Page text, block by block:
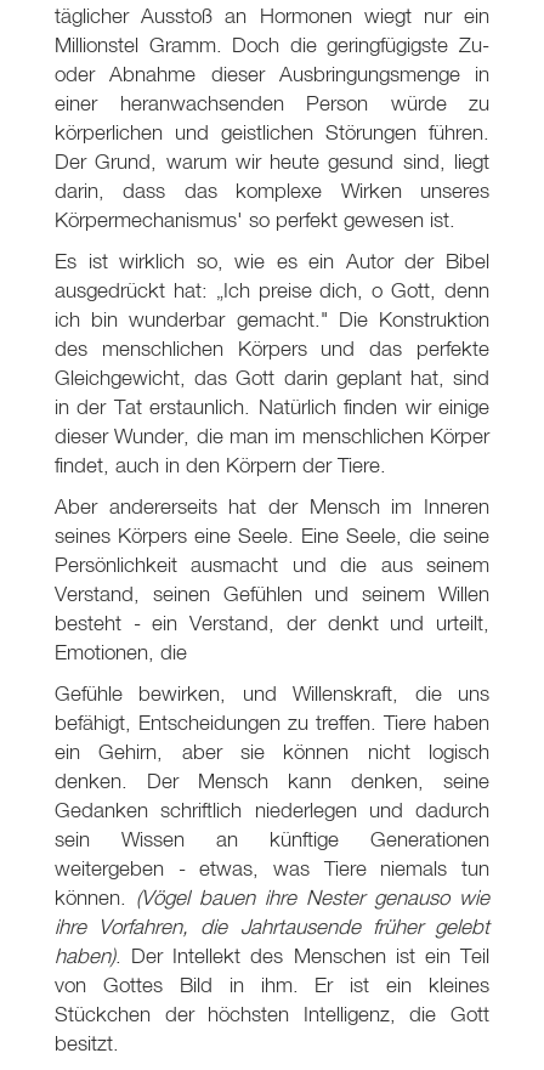
täglicher Ausstoß an Hormonen wiegt nur ein
Millionstel Gramm. Doch die geringfügigste Zu-
oder Abnahme dieser Ausbringungsmenge in
einer heranwachsenden Person würde zu
körperlichen und geistlichen Störungen führen.
Der Grund, warum wir heute gesund sind, liegt
darin, dass das komplexe Wirken unseres
Körpermechanismus' so perfekt gewesen ist.
Es ist wirklich so, wie es ein Autor der Bibel
ausgedrückt hat: „Ich preise dich, o Gott, denn
ich bin wunderbar gemacht." Die Konstruktion
des menschlichen Körpers und das perfekte
Gleichgewicht, das Gott darin geplant hat, sind
in der Tat erstaunlich. Natürlich finden wir einige
dieser Wunder, die man im menschlichen Körper
findet, auch in den Körpern der Tiere.
Aber andererseits hat der Mensch im Inneren
seines Körpers eine Seele. Eine Seele, die seine
Persönlichkeit ausmacht und die aus seinem
Verstand, seinen Gefühlen und seinem Willen
besteht - ein Verstand, der denkt und urteilt,
Emotionen, die
Gefühle bewirken, und Willenskraft, die uns
befähigt, Entscheidungen zu treffen. Tiere haben
ein Gehirn, aber sie können nicht logisch
denken. Der Mensch kann denken, seine
Gedanken schriftlich niederlegen und dadurch
sein Wissen an künftige Generationen
weitergeben - etwas, was Tiere niemals tun
können. (Vögel bauen ihre Nester genauso wie
ihre Vorfahren, die Jahrtausende früher gelebt
haben). Der Intellekt des Menschen ist ein Teil
von Gottes Bild in ihm. Er ist ein kleines
Stückchen der höchsten Intelligenz, die Gott
besitzt.